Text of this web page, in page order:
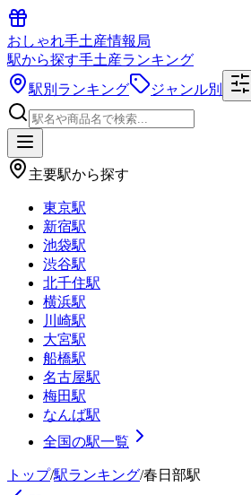
おしゃれ手土産情報局
駅から探す手土産ランキング
駅別ランキング
ジャンル別
主要駅から探す
東京駅
新宿駅
池袋駅
渋谷駅
北千住駅
横浜駅
川崎駅
大宮駅
船橋駅
名古屋駅
梅田駅
なんば駅
全国の駅一覧
トップ/駅ランキング/春日部駅